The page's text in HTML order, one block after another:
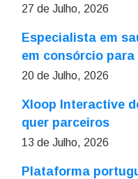
27 de Julho, 2026
Especialista em
em consórcio
20 de Julho, 2026
Xloop Interactive
quer parceiros
13 de Julho, 2026
Plataforma